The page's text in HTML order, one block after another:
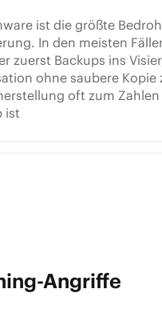
ist die größte
In den meisten
zuerst Backups ins
ohne saubere Kopie
oft zum
ist
Angriffe